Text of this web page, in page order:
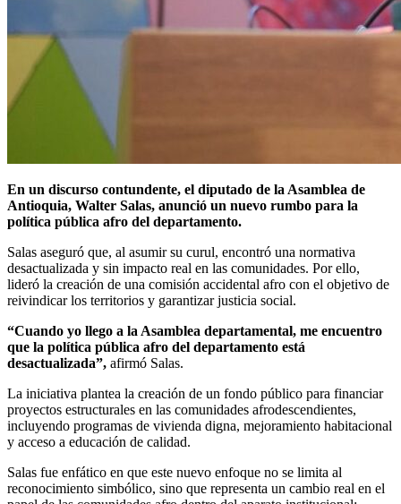
En un discurso contundente, el diputado de la Asamblea de
Antioquia, Walter Salas, anunció un nuevo rumbo para la
política pública afro del departamento.
Salas aseguró que, al asumir su curul, encontró una normativa
desactualizada y sin impacto real en las comunidades. Por ello,
lideró la creación de una comisión accidental afro con el objetivo de
reivindicar los territorios y garantizar justicia social.
“Cuando yo llego a la Asamblea departamental, me encuentro
que la política pública afro del departamento está
desactualizada”, afirmó Salas.
La iniciativa plantea la creación de un fondo público para financiar
proyectos estructurales en las comunidades afrodescendientes,
incluyendo programas de vivienda digna, mejoramiento habitacional
y acceso a educación de calidad.
Salas fue enfático en que este nuevo enfoque no se limita al
reconocimiento simbólico, sino que representa un cambio real en el